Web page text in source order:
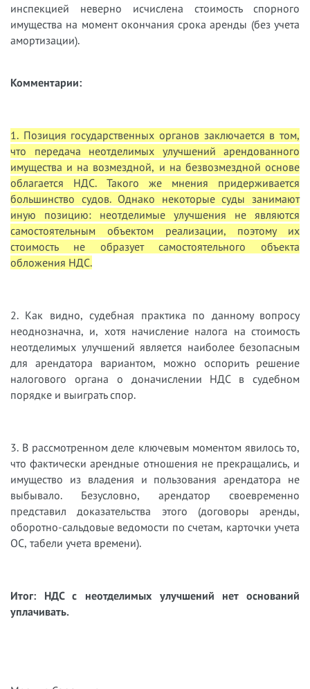
инспекцией неверно исчислена стоимость спорного
имущества на момент окончания срока аренды (без учета
амортизации).
Комментарии:
1. Позиция государственных органов заключается в том,
что передача неотделимых улучшений арендованного
имущества и на возмездной, и на безвозмездной основе
облагается НДС. Такого же мнения придерживается
большинство судов. Однако некоторые суды занимают
иную позицию: неотделимые улучшения не являются
самостоятельным объектом реализации, поэтому их
стоимость не образует самостоятельного объекта
обложения НДС.
2. Как видно, судебная практика по данному вопросу
неоднозначна, и, хотя начисление налога на стоимость
неотделимых улучшений является наиболее безопасным
для арендатора вариантом, можно оспорить решение
налогового органа о доначислении НДС в судебном
порядке и выиграть спор.
3. В рассмотренном деле ключевым моментом явилось то,
что фактически арендные отношения не прекращались, и
имущество из владения и пользования арендатора не
выбывало. Безусловно, арендатор своевременно
представил доказательства этого (договоры аренды,
оборотно-сальдовые ведомости по счетам, карточки учета
ОС, табели учета времени).
Итог: НДС с неотделимых улучшений нет оснований
уплачивать.